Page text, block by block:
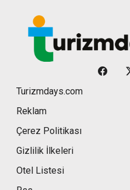
Turizmdays.com
Reklam
Çerez Politikası
Gizlilik İlkeleri
Otel Listesi